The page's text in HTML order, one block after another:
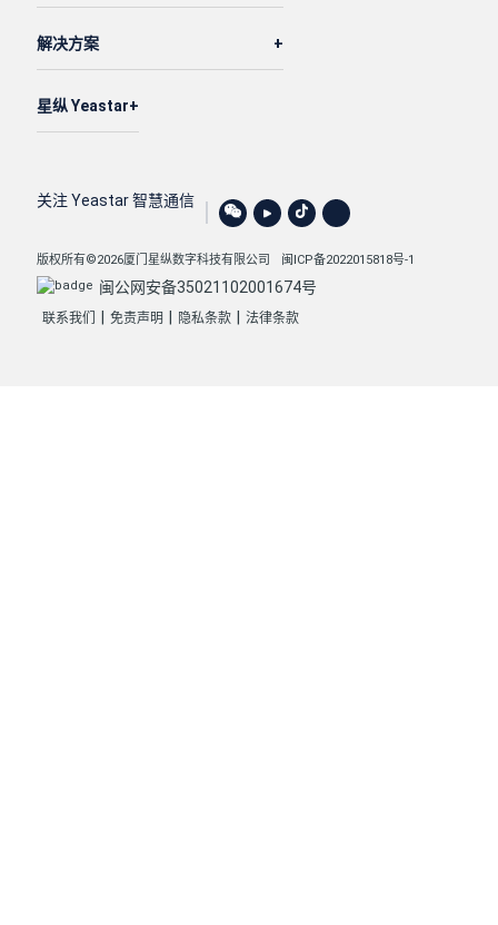
解决方案
星纵 Yeastar
关注 Yeastar 智慧通信
版权所有©2026厦门星纵数字科技有限公司 闽ICP备2022015818号-1
闽公网安备35021102001674号
联系我们 免责声明 隐私条款 法律条款